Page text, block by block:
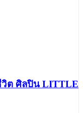
วิต ศิลปิน LITTLE